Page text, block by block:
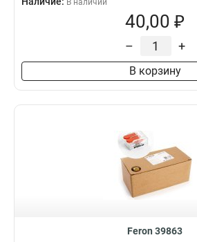
В наличии
40,00 ₽
– +
В корзину
Feron 39863